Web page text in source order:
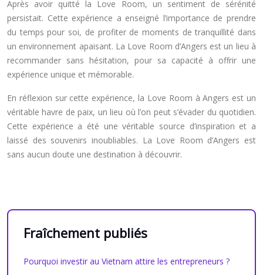
Après avoir quitté la Love Room, un sentiment de sérénité
persistait. Cette expérience a enseigné l’importance de prendre
du temps pour soi, de profiter de moments de tranquillité dans
un environnement apaisant. La Love Room d’Angers est un lieu à
recommander sans hésitation, pour sa capacité à offrir une
expérience unique et mémorable.
En réflexion sur cette expérience, la Love Room à Angers est un
véritable havre de paix, un lieu où l’on peut s’évader du quotidien.
Cette expérience a été une véritable source d’inspiration et a
laissé des souvenirs inoubliables. La Love Room d’Angers est
sans aucun doute une destination à découvrir.
Fraîchement publiés
Pourquoi investir au Vietnam attire les entrepreneurs ?